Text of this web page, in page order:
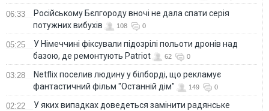
06:33
Російському Бєлгороду вночі не дала спати серія
потужних вибухів
108 0
05:25
У Німеччині фіксували підозрілі польоти дронів над
базою, де ремонтують Patriot
62 0
03:28
Netflix поселив людину у білборді, що рекламує
фантастичний фільм "Останній дім"
149 0
02:22
У яких випадках доведеться замінити радянське